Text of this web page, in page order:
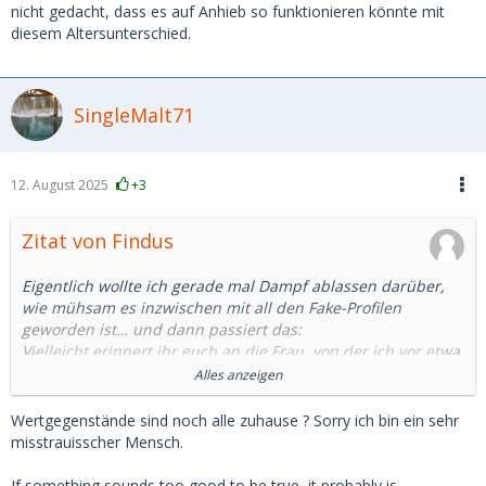
nicht gedacht, dass es auf Anhieb so funktionieren könnte mit
diesem Altersunterschied.
SingleMalt71
12. August 2025 +3
Zitat von Findus
Eigentlich wollte ich gerade mal Dampf ablassen darüber,
wie mühsam es inzwischen mit all den Fake-Profilen
geworden ist… und dann passiert das:
Vielleicht erinnert ihr euch an die Frau, von der ich vor etwa
zwei Wochen erzählt habe – diejenige, die unser erstes Date
abgesagt hat, weil ihre Brieftasche gestohlen wurde. Das
zweite Treffen fiel ebenfalls ins Wasser, da ein Verwandter
von ihr gestorben war. Und gestern sollte endlich der dritte
Kurz vor dem Treffen schrieb sie mir, dass sie sich etwas
Alles anzeigen
Wertgegenstände sind noch alle zuhause ? Sorry ich bin ein sehr
misstrauisscher Mensch.